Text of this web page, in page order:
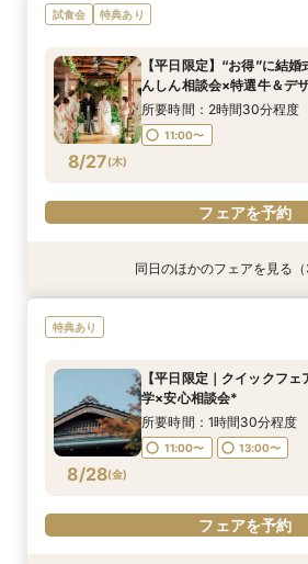
8/25(火)
フォトウェディングご相談会
11:00〜 13:00〜
8/25(火)
【オンライン60分】見学
ん相談会
12:00〜
14:00〜
16:00〜
試食会 特典あり
8/27(木)
【平日限定】“お得”に結
んしん相談会×特選牛＆デ
所要時間：2時間30分程度
11:00〜
フェアを予約
8/27(木)
【オンライン60分】見学
12:00〜
16:00〜
8/27(木)
11:00〜
8/27(木)
【平日限定｜クイックフ
11:00〜
同日のほかのフェアを見る（
特典あり
8/28(金)
【平日限定｜クイックフ
学×安心相談会*
所要時間：1時間30分程度
11:00〜 13:00〜
フェアを予約